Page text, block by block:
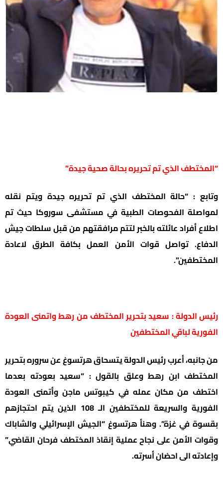
“المختطف الذي تم تحريره بحالة صحية جيدة”
وتابع : “حالة المختطف الذي تم تحريره جيدة ويتم نقله
لمواصلة الفحوصات الطبية في مستشفى سوروكا حيث تم
اطلاع أفراد عائلته بالخبر لتتم مرافقتهم من قبل سلطات جيش
الدفاع. تواصل قوات الأمن العمل بكافة الطرق لاعادة
المختطفين”.
رئيس الدولة : سعيد بتحرير المختطف من رهط واتمنى العودة
الفورية لباقي المختطفين
من جانبه، أعرب رئيس الدولة يتسحاق هرتسوغ عن سروره بتحرير
المختطف ابن رهط وعلق بالقول : “سعيد بعودته بعدما
اختطف من مكان عمله في كيبوتس ماجن وأتمنى العودة
الفورية والسريعة للمختطفين الـ 108 الذين يتم احتجازهم
بقسوة في غزة”. وهنأ هرتسوغ “الجيش الإسرائيلي والشاباك
وقوات الأمن على نجاح عملية إنقاذ المختطف فرحان القاضي”
وإعادته الى احضان أسرته.